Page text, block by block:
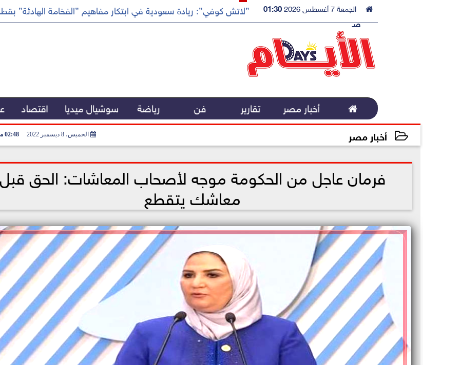
 الجمعة 7 أغسطس 2026
01:30
صـ
”لاتش كوفي”: ريادة سعودية في ابتكار مفاهيم ”الفخامة الهادئة”
 أخبار مصر تقارير فن رياضة سوشيال ميديا اقتصاد
أخبار مصر الخميس، 8 ديسمبر 2022 02:48 مـ
فرمان عاجل من الحكومة موجه لأصحاب المعاشات: الحق قبل
معاشك يتقطع